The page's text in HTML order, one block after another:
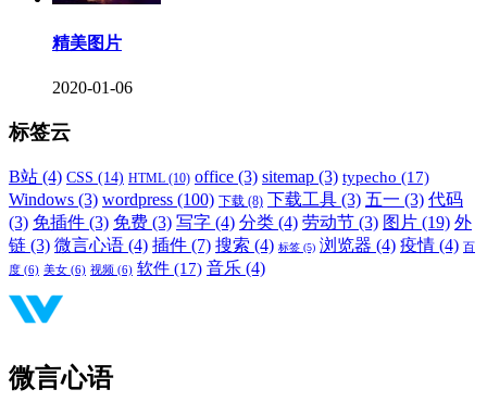
精美图片
2020-01-06
标签云
B站 (4) CSS (14) HTML (10) office (3) sitemap (3) typecho (17)
Windows (3) wordpress (100) 下载 (8) 下载工具 (3) 五一 (3) 代码
(3) 免插件 (3) 免费 (3) 写字 (4) 分类 (4) 劳动节 (3) 图片 (19) 外
链 (3) 微言心语 (4) 插件 (7) 搜索 (4) 标签 (5) 浏览器 (4) 疫情 (4) 百
度 (6) 美女 (6) 视频 (6) 软件 (17) 音乐 (4)
微言心语